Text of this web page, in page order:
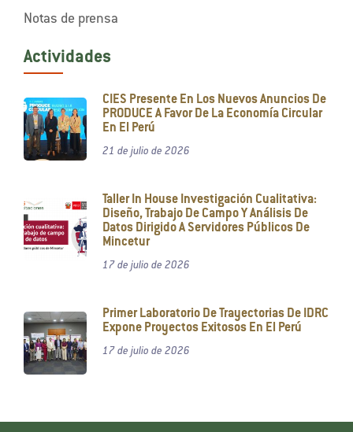
Notas de prensa
Actividades
CIES Presente En Los Nuevos Anuncios De
PRODUCE A Favor De La Economía Circular
En El Perú
21 de julio de 2026
Taller In House Investigación Cualitativa:
Diseño, Trabajo De Campo Y Análisis De
Datos Dirigido A Servidores Públicos De
Mincetur
17 de julio de 2026
Primer Laboratorio De Trayectorias De IDRC
Expone Proyectos Exitosos En El Perú
17 de julio de 2026